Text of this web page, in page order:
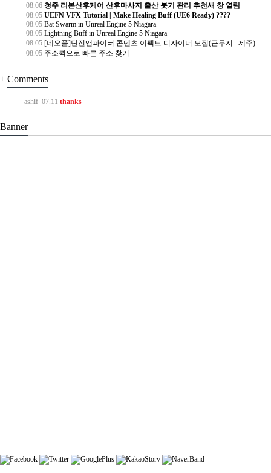
08.06 청주 리본산후케어 산후마사지 출산 붓기 관리 추천새 창 열림
08.05 UEFN VFX Tutorial | Make Healing Buff (UE6 Ready) ????
08.05 Bat Swarm in Unreal Engine 5 Niagara
08.05 Lightning Buff in Unreal Engine 5 Niagara
08.05 [네오플]던전앤파이터 콘텐츠 이펙트 디자이너 모집(근무지 : 제주)
08.05 주소퀵으로 빠른 주소 찾기
+ Comments
ashif 07.11 thanks
Banner